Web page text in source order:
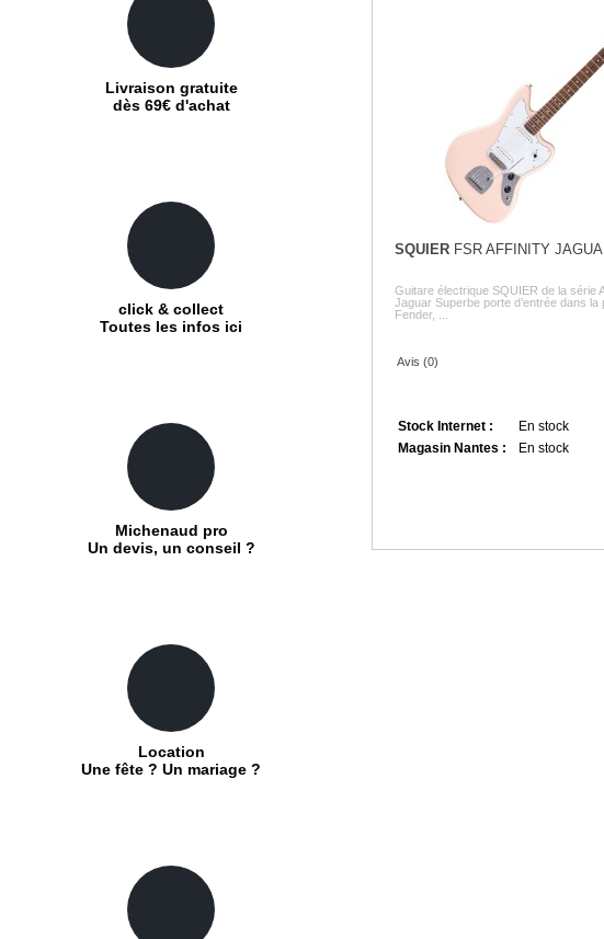
SQUIERFSR AFFINITY
Guitare électrique SQUIER de la série
Jaguar Superbe porte d’entrée dans la
Fender, ...
Avis (0)
Stock Internet :
En stock
Magasin Nantes :
En stock
Livraison gratuite
dès 69€ d'achat
click & collect
Toutes les infos ici
Michenaud pro
Un devis, un conseil ?
Location
Une fête ? Un mariage ?